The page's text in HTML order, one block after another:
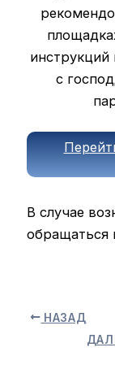
инструкций
с
В случае
обращаться
НАЗАД